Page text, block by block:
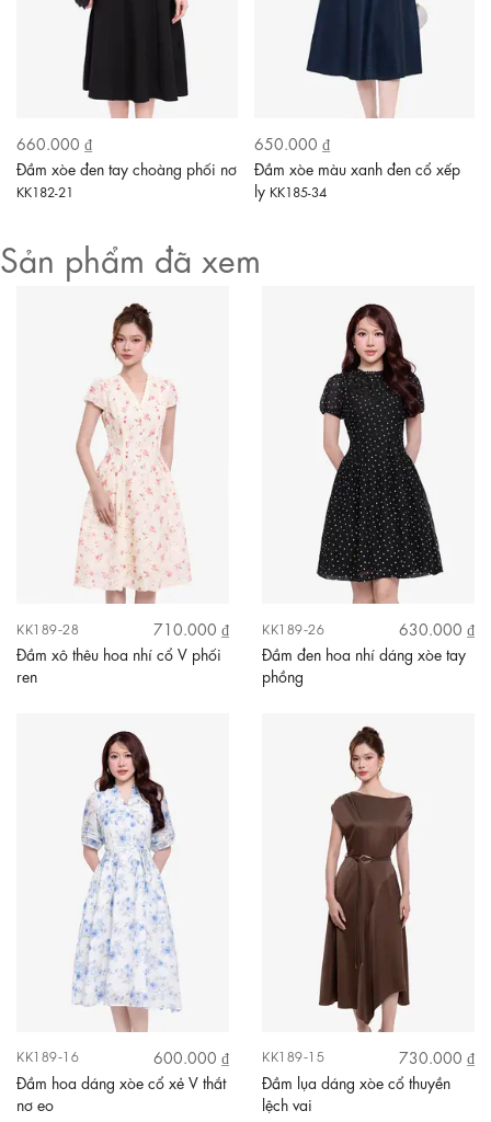
660.000 ₫
Đầm xòe đen tay choàng phối nơ
KK182-21
650.000 ₫
Đầm xòe màu xanh đen cổ xếp
ly KK185-34
Sản phẩm đã xem
KK189-28
710.000 ₫
Đầm xô thêu hoa nhí cổ V phối
ren
KK189-26
630.000 ₫
Đầm đen hoa nhí dáng xòe tay
phồng
KK189-16
600.000 ₫
Đầm hoa dáng xòe cổ xẻ V thắt
nơ eo
KK189-15
730.000 ₫
Đầm lụa dáng xòe cổ thuyền
lệch vai